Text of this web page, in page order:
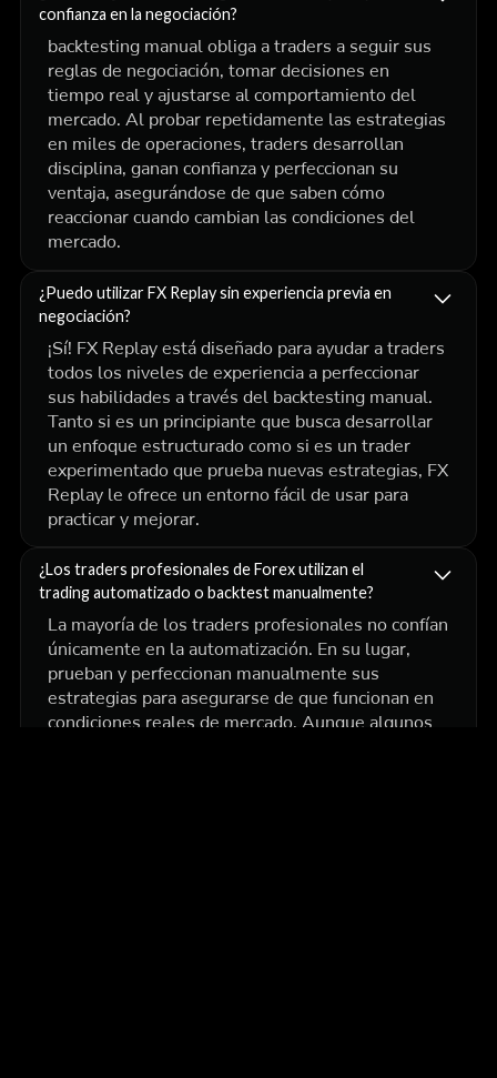
confianza en la negociación?
backtesting manual obliga a traders a seguir sus
reglas de negociación, tomar decisiones en
tiempo real y ajustarse al comportamiento del
mercado. Al probar repetidamente las estrategias
en miles de operaciones, traders desarrollan
disciplina, ganan confianza y perfeccionan su
ventaja, asegurándose de que saben cómo
reaccionar cuando cambian las condiciones del
mercado.
¿Puedo utilizar FX Replay sin experiencia previa en
negociación?
¡Sí! FX Replay está diseñado para ayudar a traders
todos los niveles de experiencia a perfeccionar
sus habilidades a través del backtesting manual.
Tanto si es un principiante que busca desarrollar
un enfoque estructurado como si es un trader
experimentado que prueba nuevas estrategias, FX
Replay le ofrece un entorno fácil de usar para
practicar y mejorar.
¿Los traders profesionales de Forex utilizan el
trading automatizado o backtest manualmente?
La mayoría de los traders profesionales no confían
únicamente en la automatización. En su lugar,
prueban y perfeccionan manualmente sus
estrategias para asegurarse de que funcionan en
condiciones reales de mercado. Aunque algunos